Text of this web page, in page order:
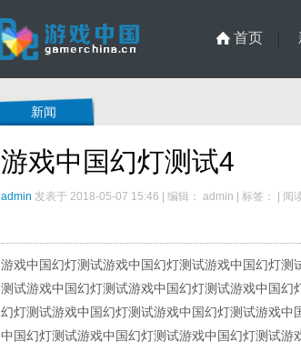
首页
新闻
游戏中国幻灯测试4
admin 发表于 2018-05-07 15:46 编辑： admin 标签： 阅
游戏中国幻灯测试游戏中国幻灯测试游戏中国幻灯
测试游戏中国幻灯测试游戏中国幻灯测试游戏中国
幻灯测试游戏中国幻灯测试游戏中国幻灯测试游戏
中国幻灯测试游戏中国幻灯测试游戏中国幻灯测试